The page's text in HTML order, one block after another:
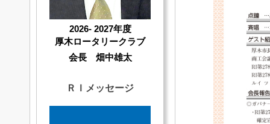
2026- 2027年度
厚木ロータリークラブ
会長 畑中雄太
ＲＩメッセージ